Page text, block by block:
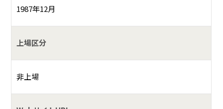
1987年12月
上場区分
非上場